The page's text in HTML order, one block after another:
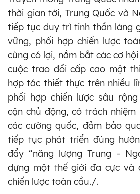
thời gian tới, Trung Quốc và
tiếp tục duy trì tinh thần láng
vững, phối hợp chiến lược
cùng có lợi, nắm bắt các cơ
cuộc trao đổi cấp cao mật
hợp tác thiết thực trên nhiều
phối hợp chiến lược sâu
cận chủ động, có trách
các cường quốc, đảm bảo
tiếp tục phát triển đúng
đẩy “năng lượng Trung -
dựng một thế giới đa cực và
chiến lược toàn cầu./.